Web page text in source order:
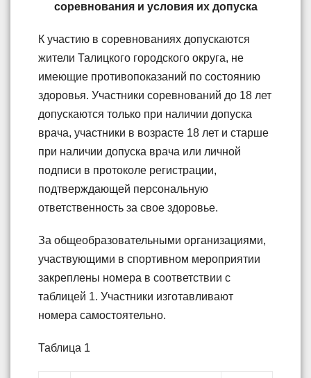
соревнования и условия их допуска
К участию в соревнованиях допускаются
жители Талицкого городского округа, не
имеющие противопоказаний по состоянию
здоровья. Участники соревнований до 18 лет
допускаются только при наличии допуска
врача, участники в возрасте 18 лет и старше
при наличии допуска врача или личной
подписи в протоколе регистрации,
подтверждающей персональную
ответственность за свое здоровье.
За общеобразовательными организациями,
участвующими в спортивном мероприятии
закреплены номера в соответствии с
таблицей 1. Участники изготавливают
номера самостоятельно.
Таблица 1